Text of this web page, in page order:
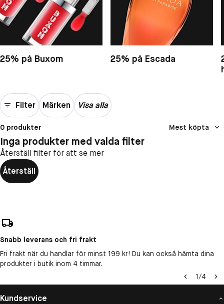
25% på Buxom 25% på Escada
Filter Märken Visa alla
0 produkter Mest köpta
Inga produkter med valda filter
Återställ filter för att se mer
Återställ
Snabb leverans och fri frakt
Fri frakt när du handlar för minst 199 kr! Du kan också hämta dina
produkter i butik inom 4 timmar.
1/4
Kundservice